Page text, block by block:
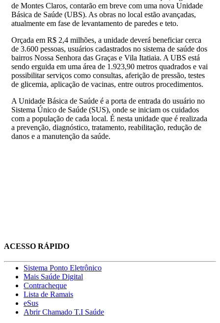
de Montes Claros, contarão em breve com uma nova Unidade
Básica de Saúde (UBS). As obras no local estão avançadas,
atualmente em fase de levantamento de paredes e teto.
Orçada em R$ 2,4 milhões, a unidade deverá beneficiar cerca
de 3.600 pessoas, usuários cadastrados no sistema de saúde dos
bairros Nossa Senhora das Graças e Vila Itatiaia. A UBS está
sendo erguida em uma área de 1.923,90 metros quadrados e vai
possibilitar serviços como consultas, aferição de pressão, testes
de glicemia, aplicação de vacinas, entre outros procedimentos.
A Unidade Básica de Saúde é a porta de entrada do usuário no
Sistema Único de Saúde (SUS), onde se iniciam os cuidados
com a população de cada local. É nesta unidade que é realizada
a prevenção, diagnóstico, tratamento, reabilitação, redução de
danos e a manutenção da saúde.
ACESSO RÁPIDO
Sistema Ponto Eletrônico
Mais Saúde Digital
Contracheque
Lista de Ramais
eSus
Abrir Chamado T.I Saúde